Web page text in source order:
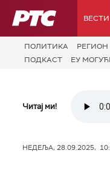
РТС ВЕСТИ
ПОЛИТИКА РЕГИОН
ПОДКАСТ
ЕУ
Читај ми!
НЕДЕЉА, 28.09.2025,